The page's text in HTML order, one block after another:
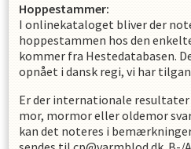
Hoppestammer:
I onlinekataloget bliver der
hoppestammen hos den
kommer fra Hestedatabasen.
opnået i dansk regi, vi har
Er der internationale
mor, mormor eller oldemor
kan det noteres i